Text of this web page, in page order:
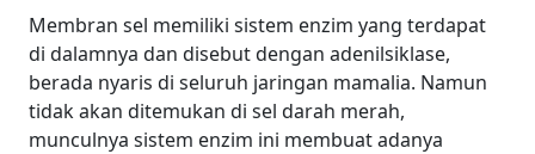
Membran sel memiliki sistem enzim yang terdapat
di dalamnya dan disebut dengan adenilsiklase,
berada nyaris di seluruh jaringan mamalia. Namun
tidak akan ditemukan di sel darah merah,
munculnya sistem enzim ini membuat adanya